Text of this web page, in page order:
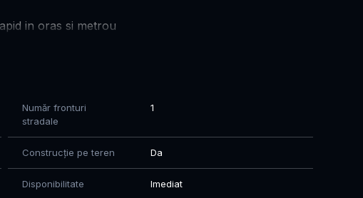
in oras si metrou
Număr fronturi
stradale
1
Construcție pe teren Da
Disponibilitate Imediat